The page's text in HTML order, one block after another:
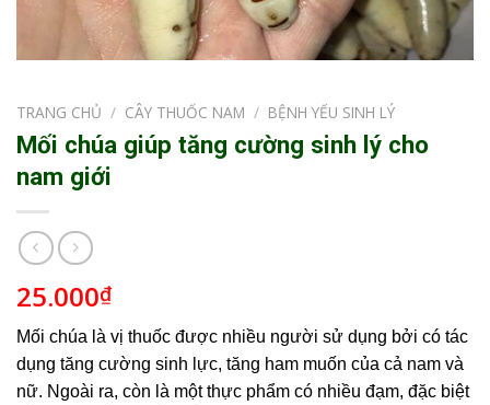
TRANG CHỦ / CÂY THUỐC NAM / BỆNH YẾU SINH LÝ
Mối chúa giúp tăng cường sinh lý cho
nam giới
25.000₫
Mối chúa là vị thuốc được nhiều người sử dụng bởi có tác
dụng tăng cường sinh lực, tăng ham muốn của cả nam và
nữ. Ngoài ra, còn là một thực phẩm có nhiều đạm, đặc biệt